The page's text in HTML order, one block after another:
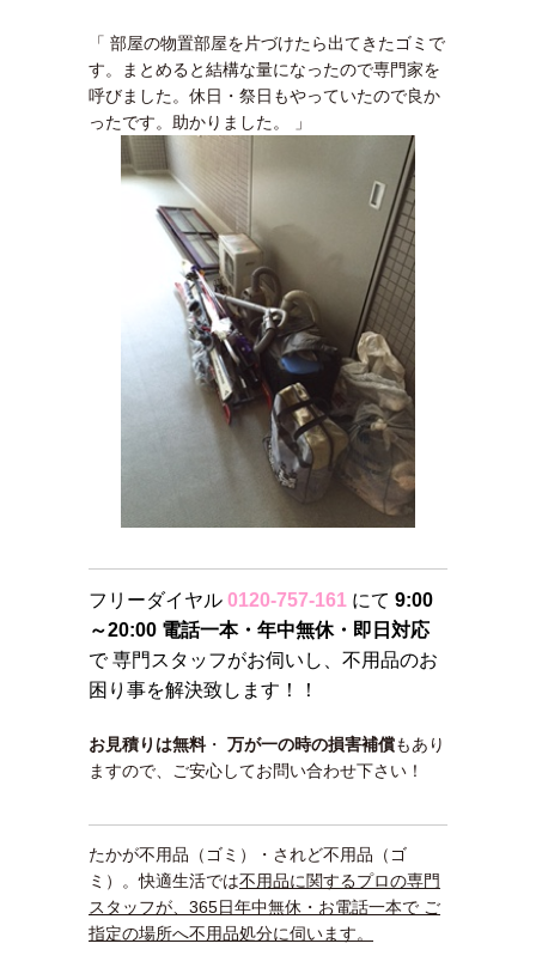
「 部屋の物置部屋を片づけたら出てきたゴミで
す。まとめると結構な量になったので専門家を
呼びました。休日・祭日もやっていたので良か
ったです。助かりました。 」
フリーダイヤル 0120-757-161 にて 9:00
～20:00 電話一本・年中無休・即日対応
で 専門スタッフがお伺いし、不用品のお
困り事を解決致します！！
お見積りは無料・ 万が一の時の損害補償もあり
ますので、ご安心してお問い合わせ下さい！
たかが不用品（ゴミ）・されど不用品（ゴ
ミ）。快適生活では不用品に関するプロの専門
スタッフが、365日年中無休・お電話一本で ご
指定の場所へ不用品処分に伺います。